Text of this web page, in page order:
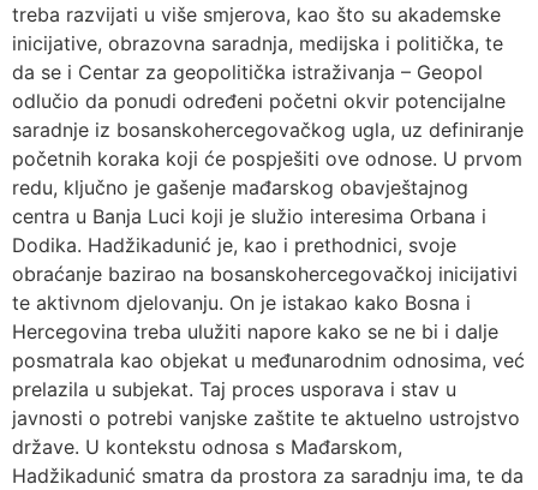
treba razvijati u više smjerova, kao što su akademske
inicijative, obrazovna saradnja, medijska i politička, te
da se i Centar za geopolitička istraživanja – Geopol
odlučio da ponudi određeni početni okvir potencijalne
saradnje iz bosanskohercegovačkog ugla, uz definiranje
početnih koraka koji će pospješiti ove odnose. U prvom
redu, ključno je gašenje mađarskog obavještajnog
centra u Banja Luci koji je služio interesima Orbana i
Dodika. Hadžikadunić je, kao i prethodnici, svoje
obraćanje bazirao na bosanskohercegovačkoj inicijativi
te aktivnom djelovanju. On je istakao kako Bosna i
Hercegovina treba ulužiti napore kako se ne bi i dalje
posmatrala kao objekat u međunarodnim odnosima, već
prelazila u subjekat. Taj proces usporava i stav u
javnosti o potrebi vanjske zaštite te aktuelno ustrojstvo
države. U kontekstu odnosa s Mađarskom,
Hadžikadunić smatra da prostora za saradnju ima, te da